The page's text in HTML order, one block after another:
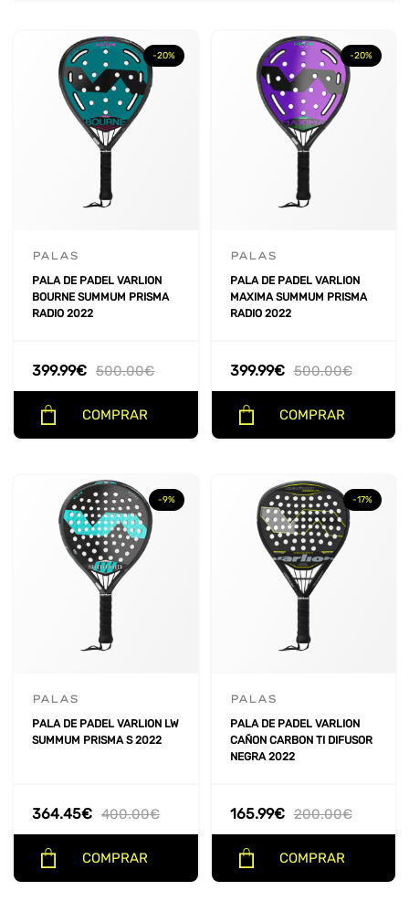
TIPO DE JUEGO
PRECIO
-20%
PALAS
PALA DE PADEL VARLION
BOURNE SUMMUM PRISMA
RADIO 2022
500.00€
399.99€
COMPRAR
-20%
PALAS
PALA DE PADEL VARLION
MAXIMA SUMMUM PRISMA
RADIO 2022
500.00€
399.99€
COMPRAR
-9%
PALAS
PALA DE PADEL VARLION LW
SUMMUM PRISMA S 2022
400.00€
364.45€
COMPRAR
-17%
PALAS
PALA DE PADEL VARLION
CAÑON CARBON TI DIFUSOR
NEGRA 2022
200.00€
165.99€
COMPRAR